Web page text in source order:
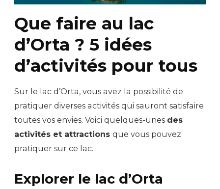
Que faire au lac
d’Orta ? 5 idées
d’activités pour tous
Sur le lac d’Orta, vous avez la possibilité de
pratiquer diverses activités qui sauront satisfaire
toutes vos envies. Voici quelques-unes des
activités et attractions que vous pouvez
pratiquer sur ce lac.
Explorer le lac d’Orta